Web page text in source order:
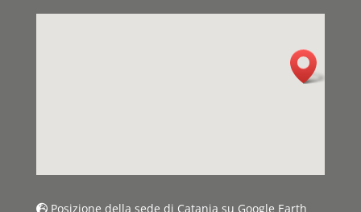
Posizione della sede di Catania su Google Earth